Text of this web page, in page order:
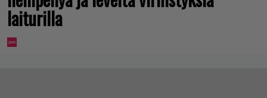
laiturilla